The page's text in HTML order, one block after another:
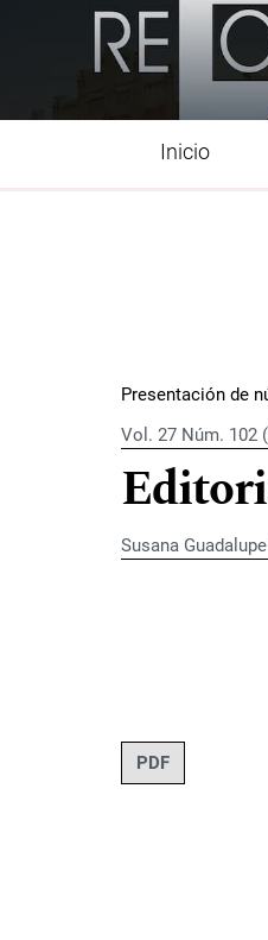
Ir al menú de navegación
Ir al contenido principal
Ir al pie de página del sitio
Menú principal
Inicio
Presentación de
Vol. 27 Núm. 102
Susana
PDF